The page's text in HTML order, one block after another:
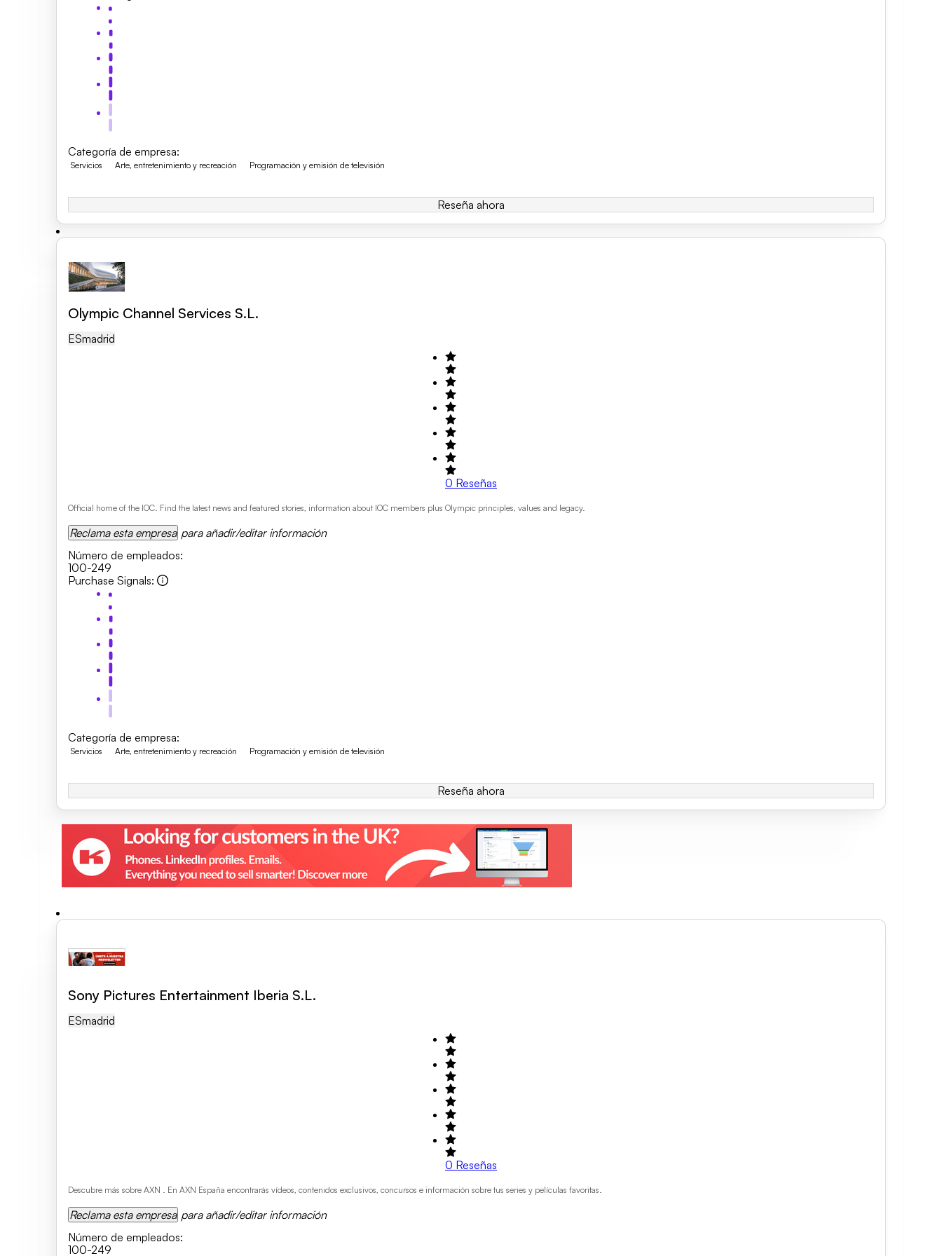
Categoría de empresa:
Servicios Arte, entretenimiento y recreación Programación y emisión de televisión
Reseña ahora
Olympic Channel Services S.L.
ESMadrid
0 Reseñas
Official home of the IOC. Find the latest news and featured stories, information about IOC members plus Olympic principles, values and legacy.
Reclama esta empresa para añadir/editar información
Número de empleados:
100-249
Purchase Signals:
Categoría de empresa:
Servicios Arte, entretenimiento y recreación Programación y emisión de televisión
Reseña ahora
Sony Pictures Entertainment Iberia S.L.
ESMadrid
0 Reseñas
Descubre más sobre AXN . En AXN España encontrarás vídeos, contenidos exclusivos, concursos e información sobre tus series y películas favoritas.
Reclama esta empresa para añadir/editar información
Número de empleados:
100-249